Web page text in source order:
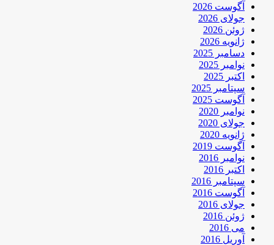
آگوست 2026
جولای 2026
ژوئن 2026
ژانویه 2026
دسامبر 2025
نوامبر 2025
اکتبر 2025
سپتامبر 2025
آگوست 2025
نوامبر 2020
جولای 2020
ژانویه 2020
آگوست 2019
نوامبر 2016
اکتبر 2016
سپتامبر 2016
آگوست 2016
جولای 2016
ژوئن 2016
می 2016
آوریل 2016